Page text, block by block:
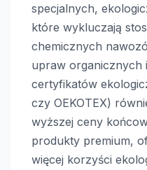
specjalnych,
które wykluczają
chemicznych
upraw organicznych
certyfikatów
czy OEKOTEX)
wyższej ceny
produkty premium,
więcej korzyści